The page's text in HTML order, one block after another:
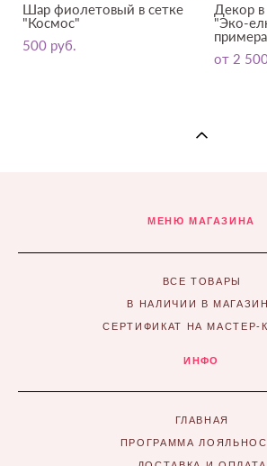
Шар фиолетовый в сетке
"Космос"
500 pуб.
Декор
"Эко-
от 2
МЕНЮ МАГАЗИНА
ВСЕ ТОВАРЫ
В НАЛИЧИИ В
СЕРТИФИКАТ НА МАСТЕР-
ИНФО
ГЛАВНАЯ
ПРОГРАММА